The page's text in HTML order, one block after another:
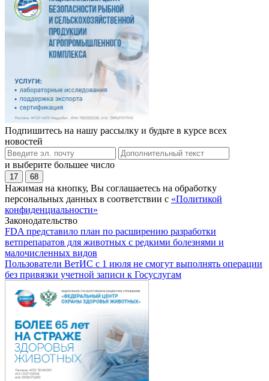
Подпишитесь на нашу рассылку и будьте в курсе всех
новостей
и выберите большее число
17 68
Нажимая на кнопку, Вы соглашаетесь на обработку
персональных данных в соответствии с «Политикой
конфиденциальности»
Законодательство
FDA представило план по расширению разработки
ветпрепаратов для животных с редкими болезнями и
малочисленных видов
Пользователи ВетИС с 1 июля не смогут выполнять операции
без привязки учетной записи к Госуслугам